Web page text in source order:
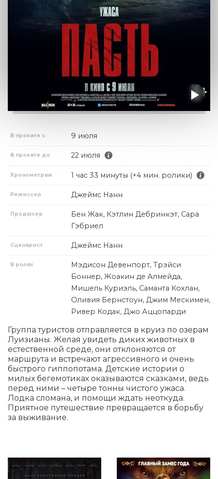
В прокате с 9 июля
В прокате до 22 июля
Хронометраж 1 час 33 минуты (+4 мин. ролики)
Режиссер Джеймс Нанн
Продюсер
Бен Жак, Кэтлин Дебринкэт, Сара
Гэбриел
Сценарист Джеймс Нанн
В ролях
Мэдисон Девенпорт, Трэйси
Боннер, Жоакин де Алмейда,
Мишель Куриэль, Саманта Кохлан,
Оливия Бернстоун, Джим Мескимен,
Ривер Кодак, Джо Аццопарди
Группа туристов отправляется в круиз по озерам
Луизианы. Желая увидеть диких животных в
естественной среде, они отклоняются от
маршрута и встречают агрессивного и очень
быстрого гиппопотама. Детские истории о
милых бегемотиках оказываются сказками, ведь
перед ними – четыре тонны чистого ужаса.
Лодка сломана, и помощи ждать неоткуда.
Приятное путешествие превращается в борьбу
за выживание.